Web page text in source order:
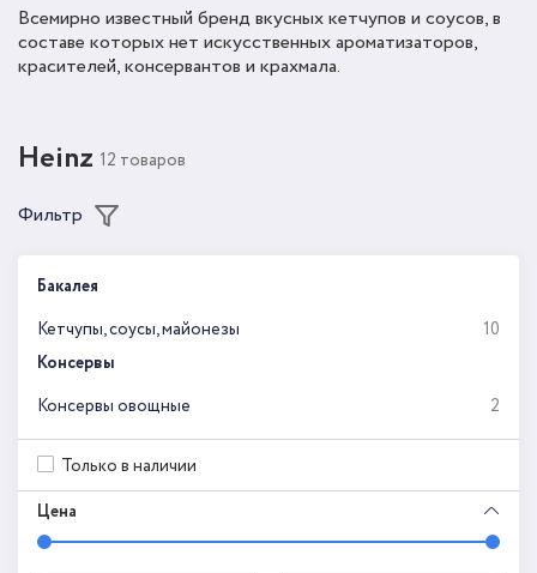
Всемирно известный бренд вкусных кетчупов и соусов, в
составе которых нет искусственных ароматизаторов,
красителей, консервантов и крахмала.
Heinz 12 товаров
Фильтр
Бакалея
Кетчупы, соусы, майонезы
10
Консервы
Консервы овощные
2
Только в наличии
Цена